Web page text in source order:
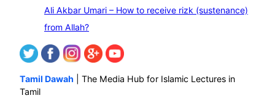
Ali Akbar Umari – How to receive rizk (sustenance)
from Allah?
Tamil Dawah | The Media Hub for Islamic Lectures in
Tamil